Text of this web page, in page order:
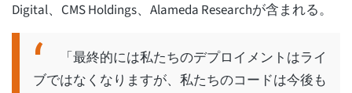
Digital、CMS Holdings、Alameda Researchが含まれる。
「最終的には私たちのデプロイメントはライ
ブではなくなりますが、私たちのコードは今後も